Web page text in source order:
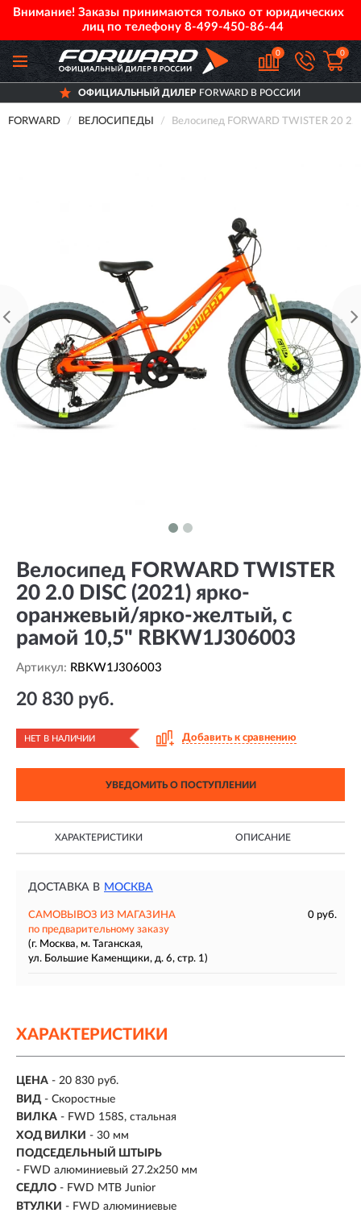
Внимание! Заказы принимаются только от юридических
лиц по телефону 8-499-450-86-44
0 0
ОФИЦИАЛЬНЫЙ ДИЛЕРFORWARD В РОССИИ
FORWARD ВЕЛОСИПЕДЫ Велосипед FORWARD TWISTER 20
Велосипед FORWARD TWISTER
20 2.0 DISC (2021) ярко-
оранжевый/ярко-желтый, с
рамой 10,5" RBKW1J306003
Артикул: RBKW1J306003
20 830 руб.
НЕТ В НАЛИЧИИ Добавить к сравнению
УВЕДОМИТЬ О ПОСТУПЛЕНИИ
ХАРАКТЕРИСТИКИ ОПИСАНИЕ
ДОСТАВКА В МОСКВА
САМОВЫВОЗ ИЗ МАГАЗИНА
0 руб.
по предварительному заказу
(г. Москва, м. Таганская,
ул. Большие Каменщики, д. 6, стр. 1)
ХАРАКТЕРИСТИКИ
ЦЕНА - 20 830 руб.
ВИД - Скоростные
ВИЛКА - FWD 158S, стальная
ХОД ВИЛКИ - 30 мм
ПОДСЕДЕЛЬНЫЙ ШТЫРЬ
- FWD алюминиевый 27.2x250 мм
СЕДЛО - FWD MTB Junior
ВТУЛКИ - FWD алюминиевые